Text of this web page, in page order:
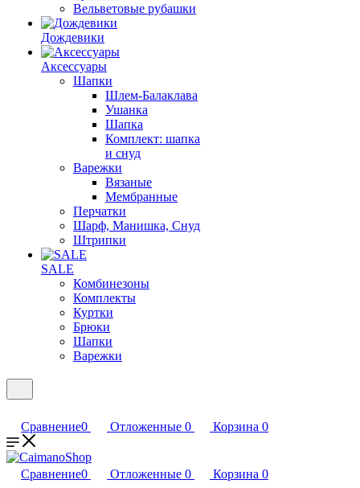
Вельветовые рубашки
Дождевики
Аксессуары
Шапки
Шлем-Балаклава
Ушанка
Шапка
Комплект: шапка
и снуд
Варежки
Вязаные
Мембранные
Перчатки
Шарф, Манишка, Снуд
Штрипки
SALE
Комбинезоны
Комплекты
Куртки
Брюки
Шапки
Варежки
Сравнение0 Отложенные 0 Корзина 0
Сравнение0 Отложенные 0 Корзина 0